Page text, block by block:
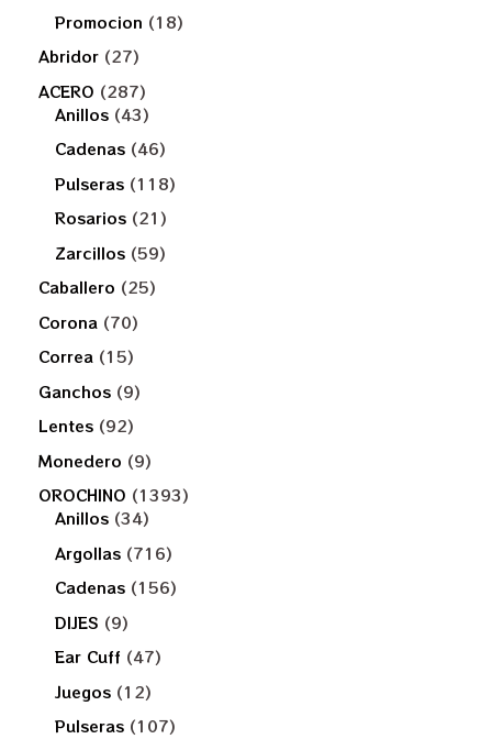
Promocion
18
Abridor 27
ACERO
287
Anillos 43
Cadenas 46
Pulseras 118
Rosarios 21
Zarcillos 59
Caballero
25
Corona
70
Correa 15
Ganchos 9
Lentes 92
Monedero
9
OROCHINO
1393
Anillos 34
Argollas 716
Cadenas 156
DIJES
9
Ear Cuff
47
Juegos 12
Pulseras 107